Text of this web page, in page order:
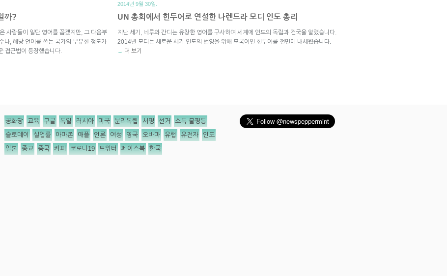
까?
사람들이 일단 영어를 꼽겠지만, 그 다음부
나, 해당 언어를 쓰는 국가의 부유한 정도가
접근법이 등장했습니다.
2014년 9월 30일.
UN 총회에서 힌두어로 연설한 나렌드라 모디 인도 총리
지난 세기, 네루와 간디는 유창한 영어를 구사하며 세계에 인도의 독립과 건국을 알렸습니다.
2014년 모디는 새로운 세기 인도의 번영을 위해 모국어인 힌두어를 전면에 내세웠습니다.
→ 더 보기
공화당 교육 구글 독일 러시아 미국 분리독립 서평 선거 소득 불평등
슬로데이 실업률 아마존 애플 언론 여성 영국 오바마 유럽 유전자 인도
일본 종교 중국 커피 코로나19 트위터 페이스북 한국